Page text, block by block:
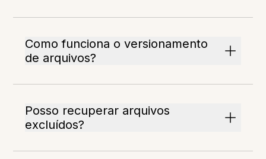
Como funciona o versionamento
de arquivos?
Posso recuperar arquivos
excluídos?